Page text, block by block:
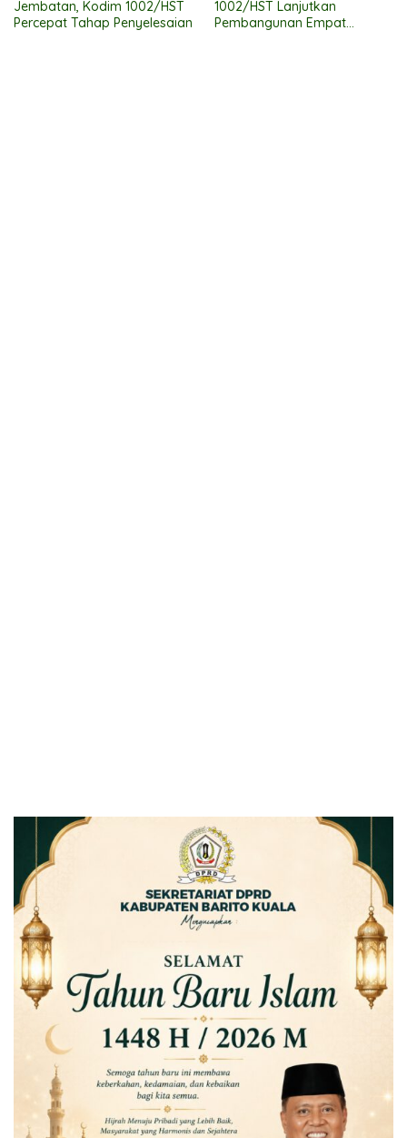
Jembatan, Kodim 1002/HST
Percepat Tahap Penyelesaian
1002/HST Lanjutkan
Pembangunan Empat